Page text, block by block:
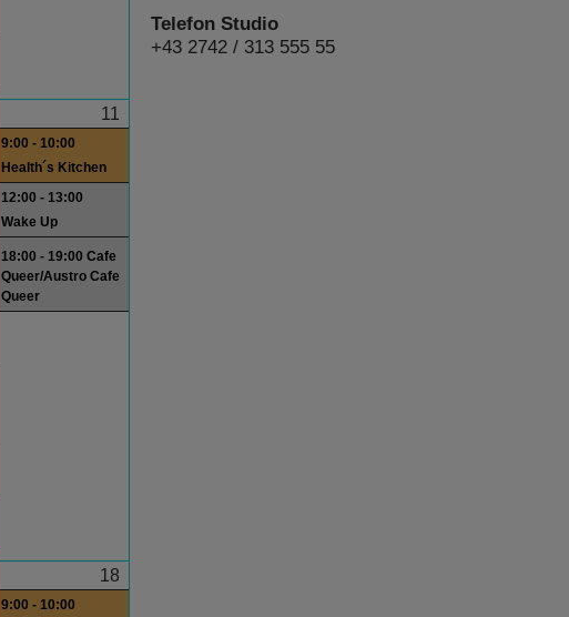
11
9:00 - 10:00
Health´s Kitchen
12:00 - 13:00
Wake Up
18:00 - 19:00 Cafe
Queer/Austro Cafe
Queer
18
9:00 - 10:00
Telefon Studio
+43 2742 / 313 555 55